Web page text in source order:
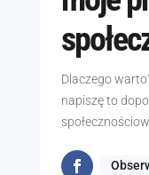
Dlaczego
napiszę to